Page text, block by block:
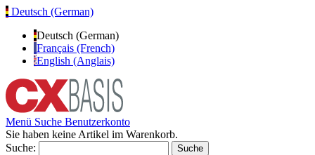
Deutsch (German)
Deutsch (German)
Français (French)
English (Anglais)
Menü Suche Benutzerkonto
Sie haben keine Artikel im Warenkorb.
Suche:
Suche